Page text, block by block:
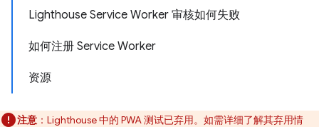
Lighthouse Service Worker 审核如何失败
如何注册 Service Worker
资源
注意 ：Lighthouse 中的 PWA 测试已弃用。如需详细了解其弃用情